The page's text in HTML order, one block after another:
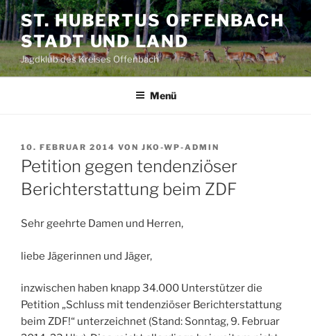
Zum
Inhalt
springen
ST. HUBERTUS OFFENBACH
STADT UND LAND
Jagdklub des Kreises Offenbach
Menü
VERÖFFENTLICHT
AM
10. FEBRUAR 2014 VON JKO-WP-ADMIN
Petition gegen tendenziöser
Berichterstattung beim ZDF
Sehr geehrte Damen und Herren,
liebe Jägerinnen und Jäger,
inzwischen haben knapp 34.000 Unterstützer die
Petition „Schluss mit tendenziöser Berichterstattung
beim ZDF!“ unterzeichnet (Stand: Sonntag, 9. Februar